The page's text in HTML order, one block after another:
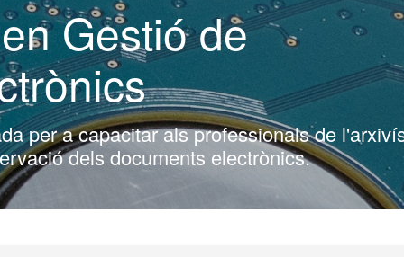
Gestió de
per a capacitar als professionals de
dels documents electrònics.